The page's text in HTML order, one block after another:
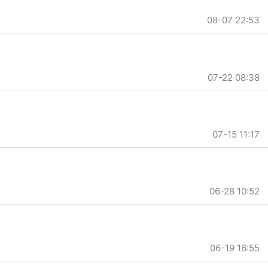
08-07 22:53
07-22 08:38
07-15 11:17
06-28 10:52
06-19 16:55